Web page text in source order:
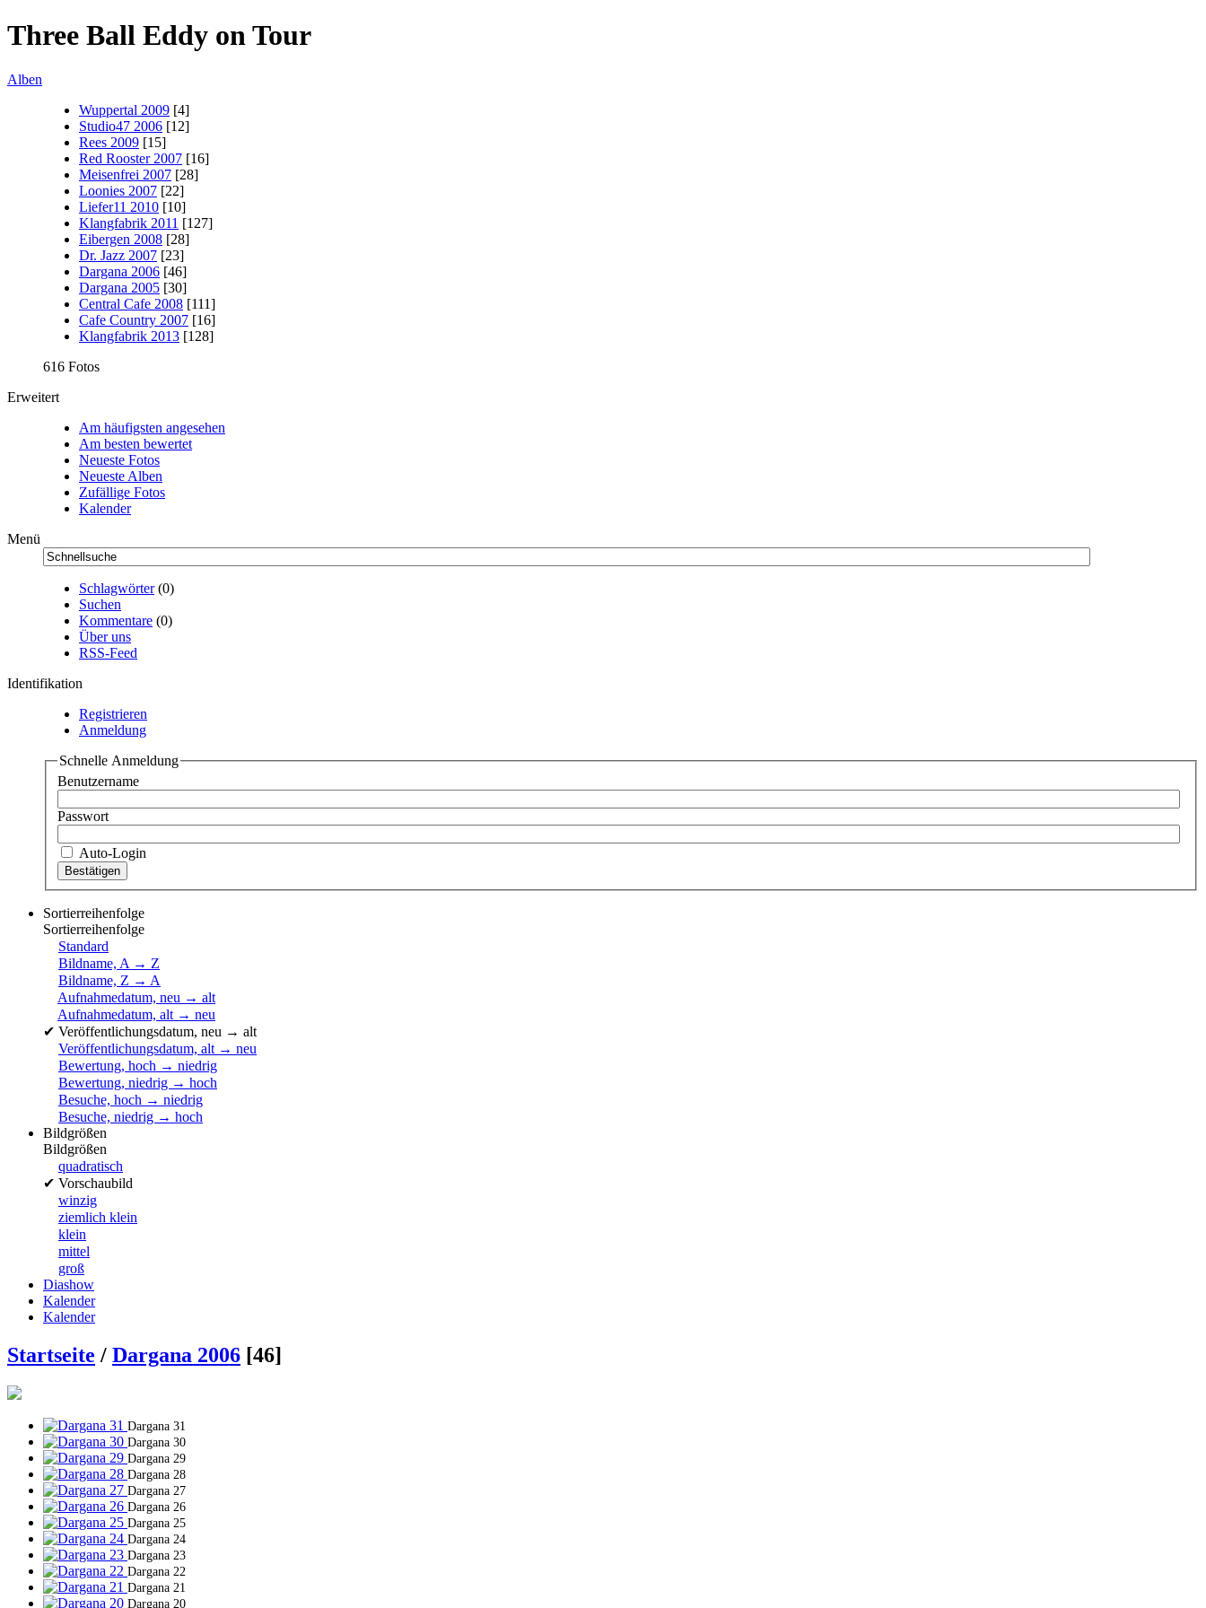
Three Ball Eddy on Tour
Alben
Wuppertal 2009 [4]
Studio47 2006 [12]
Rees 2009 [15]
Red Rooster 2007 [16]
Meisenfrei 2007 [28]
Loonies 2007 [22]
Liefer11 2010 [10]
Klangfabrik 2011 [127]
Eibergen 2008 [28]
Dr. Jazz 2007 [23]
Dargana 2006 [46]
Dargana 2005 [30]
Central Cafe 2008 [111]
Cafe Country 2007 [16]
Klangfabrik 2013 [128]
616 Fotos
Erweitert
Am häufigsten angesehen
Am besten bewertet
Neueste Fotos
Neueste Alben
Zufällige Fotos
Kalender
Menü
Schlagwörter(0)
Suchen
Kommentare (0)
Über uns
RSS-Feed
Identifikation
Registrieren
Anmeldung
Schnelle Anmeldung
Benutzername
Passwort
Auto-Login
Sortierreihenfolge
Sortierreihenfolge
Standard
Bildname, A → Z
Bildname, Z → A
Aufnahmedatum, neu → alt
Aufnahmedatum, alt → neu
✔ Veröffentlichungsdatum, neu → alt
Veröffentlichungsdatum, alt → neu
Bewertung, hoch → niedrig
Bewertung, niedrig → hoch
Besuche, hoch → niedrig
Besuche, niedrig → hoch
Bildgrößen
Bildgrößen
quadratisch
✔ Vorschaubild
winzig
ziemlich klein
klein
mittel
groß
Diashow
Kalender
Kalender
Startseite / Dargana 2006 [46]
Dargana 31
Dargana 30
Dargana 29
Dargana 28
Dargana 27
Dargana 26
Dargana 25
Dargana 24
Dargana 23
Dargana 22
Dargana 21
Dargana 20